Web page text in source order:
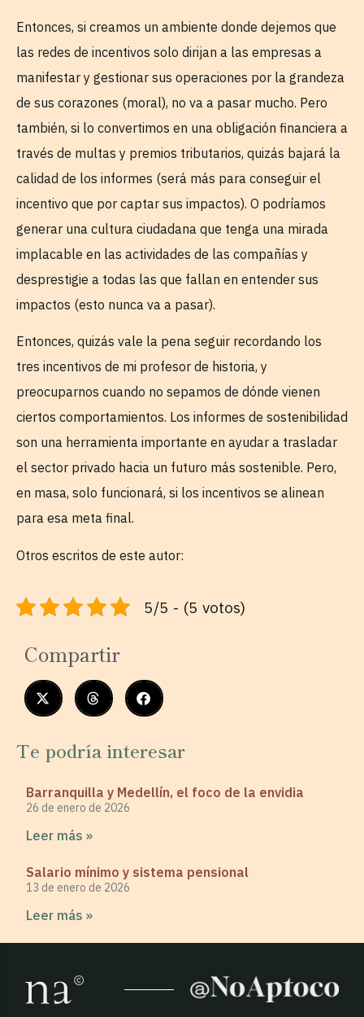
Entonces, si creamos un ambiente donde dejemos que
las redes de incentivos solo dirijan a las empresas a
manifestar y gestionar sus operaciones por la grandeza
de sus corazones (moral), no va a pasar mucho. Pero
también, si lo convertimos en una obligación financiera a
través de multas y premios tributarios, quizás bajará la
calidad de los informes (será más para conseguir el
incentivo que por captar sus impactos). O podríamos
generar una cultura ciudadana que tenga una mirada
implacable en las actividades de las compañías y
desprestigie a todas las que fallan en entender sus
impactos (esto nunca va a pasar).
Entonces, quizás vale la pena seguir recordando los
tres incentivos de mi profesor de historia, y
preocuparnos cuando no sepamos de dónde vienen
ciertos comportamientos. Los informes de sostenibilidad
son una herramienta importante en ayudar a trasladar
el sector privado hacia un futuro más sostenible. Pero,
en masa, solo funcionará, si los incentivos se alinean
para esa meta final.
Otros escritos de este autor:
5/5 - (5 votos)
Compartir
Te podría interesar
Barranquilla y Medellín, el foco de la envidia
26 de enero de 2026
Leer más »
Salario mínimo y sistema pensional
13 de enero de 2026
Leer más »